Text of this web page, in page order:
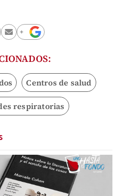
Centros de salud
respiratorias